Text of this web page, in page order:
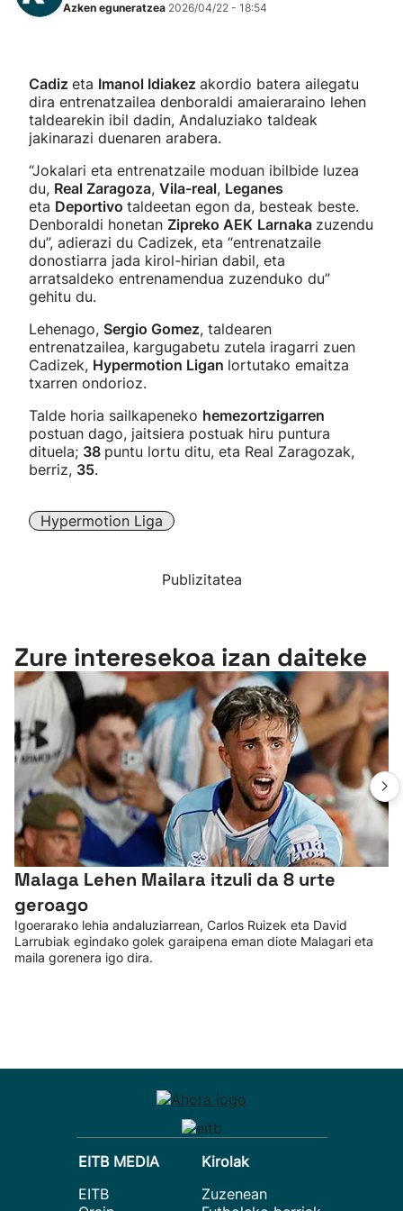
Azken eguneratzea 2026/04/22 - 18:54
Cadiz eta Imanol Idiakez akordio batera ailegatu
dira entrenatzailea denboraldi amaieraraino lehen
taldearekin ibil dadin, Andaluziako taldeak
jakinarazi duenaren arabera.
“Jokalari eta entrenatzaile moduan ibilbide luzea
du, Real Zaragoza, Vila-real, Leganes
eta Deportivo taldeetan egon da, besteak beste.
Denboraldi honetan Zipreko AEK Larnaka zuzendu
du”, adierazi du Cadizek, eta “entrenatzaile
donostiarra jada kirol-hirian dabil, eta
arratsaldeko entrenamendua zuzenduko du”
gehitu du.
Lehenago, Sergio Gomez, taldearen
entrenatzailea, kargugabetu zutela iragarri zuen
Cadizek, Hypermotion Ligan lortutako emaitza
txarren ondorioz.
Talde horia sailkapeneko hemezortzigarren
postuan dago, jaitsiera postuak hiru puntura
dituela; 38 puntu lortu ditu, eta Real Zaragozak,
berriz, 35.
Hypermotion Liga
Publizitatea
Zure interesekoa izan daiteke
Malaga Lehen Mailara itzuli da 8 urte
geroago
Igoerarako lehia andaluziarrean, Carlos Ruizek eta David
Larrubiak egindako golek garaipena eman diote Malagari eta
maila gorenera igo dira.
EITB MEDIA
EITB
Kirolak
Zuzenean